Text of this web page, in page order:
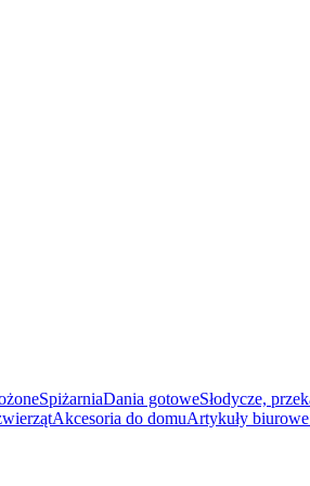
SpiżarniaDania gotoweSłodycze,
Akcesoria do domuArtykuły